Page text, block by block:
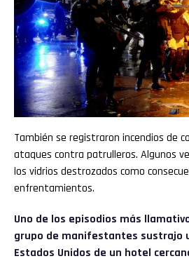
También se registraron incendios de
ataques contra patrulleros. Algunos
los vidrios destrozados como
enfrentamientos.
Uno de los episodios más
grupo de manifestantes sustrajo
Estados Unidos de un hotel